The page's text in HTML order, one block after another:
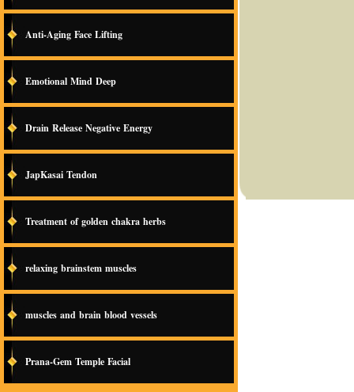
Anti-Aging Face Lifting
Emotional Mind Deep
Drain Release Negative Energy
JapKasai Tendon
Treatment of golden chakra herbs
relaxing brainstem muscles
muscles and brain blood vessels
Prana-Gem Temple Facial